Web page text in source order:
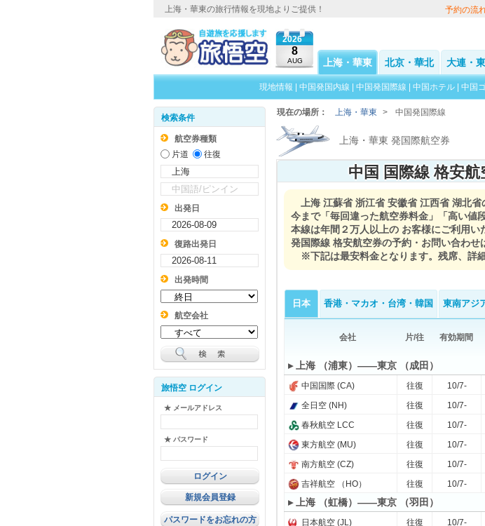
上海・華東の旅行情報を現地よりご提供！ 予約の流
2026
8
AUG 上海・華東 北京・華北 大連・
現地情報 中国発国内線 中国発国際線 中国ホテル 中国
検索条件
航空券種類
片道
往復
出発日
復路出発日
出発時間
航空会社
旅悟空 ログイン
★ メールアドレス
★ パスワード
新規会員登録
パスワードをお忘れの方
現在の場所： 上海・華東 > 中国発国際線
上海・華東 発国際航空券
中国 国際線 格安
上海 江蘇省 浙江省 安徽省 江西省 湖北
今まで「毎回違った航空券料金」「高い値
本線は年間２万人以上の お客様にご利用
発国際線 格安航空券の予約・お問い合わせ
※下記は最安料金となります。残席、詳
日本 香港・マカオ・台湾・韓国 東南アジ
会社 片/往 有効期間
▸ 上海 （浦東）——東京 （成田）
中国国際 (CA) 往復 10/7-
全日空 (NH)
往復 10/7-
春秋航空 LCC
往復 10/7-
東方航空 (MU)
往復 10/7-
南方航空 (CZ)
往復 10/7-
吉祥航空 （HO）
往復 10/7-
▸ 上海 （虹橋）——東京 （羽田）
日本航空 (JL) 往復 10/7-